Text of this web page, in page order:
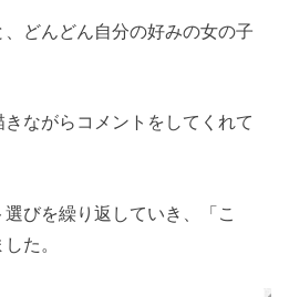
どんどん自分の好みの女の子
ながらコメントをしてくれて
びを繰り返していき、「こ
た。